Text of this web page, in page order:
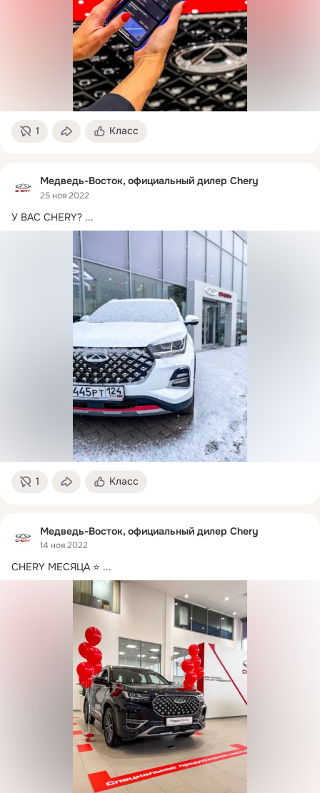
1 Класс
Медведь-Восток, официальный дилер Chery
25 ноя 2022
У ВАС CHERY? ...
1 Класс
Медведь-Восток, официальный дилер Chery
14 ноя 2022
CHERY МЕСЯЦА ⭐ ...